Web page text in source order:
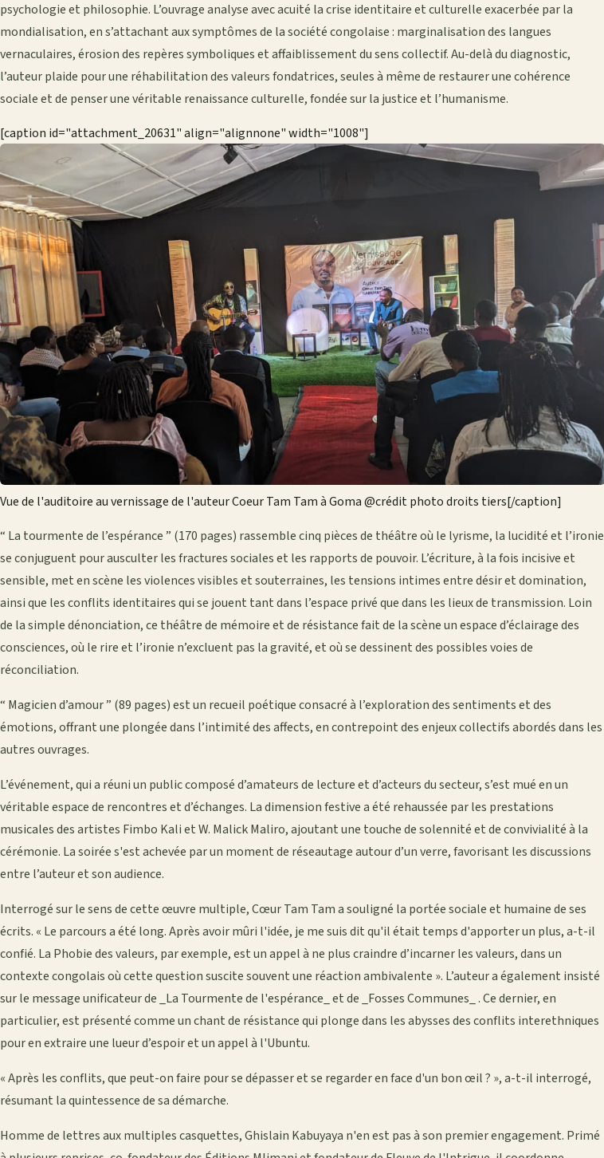
psychologie et philosophie. L’ouvrage analyse avec acuité la crise identitaire et culturelle exacerbée par la
mondialisation, en s’attachant aux symptômes de la société congolaise : marginalisation des langues
vernaculaires, érosion des repères symboliques et affaiblissement du sens collectif. Au-delà du diagnostic,
l’auteur plaide pour une réhabilitation des valeurs fondatrices, seules à même de restaurer une cohérence
sociale et de penser une véritable renaissance culturelle, fondée sur la justice et l’humanisme.
[caption id="attachment_20631" align="alignnone" width="1008"]
Vue de l'auditoire au vernissage de l'auteur Coeur Tam Tam à Goma @crédit photo droits tiers[/caption]
“ La tourmente de l’espérance ” (170 pages) rassemble cinq pièces de théâtre où le lyrisme, la lucidité et l’ironie
se conjuguent pour ausculter les fractures sociales et les rapports de pouvoir. L’écriture, à la fois incisive et
sensible, met en scène les violences visibles et souterraines, les tensions intimes entre désir et domination,
ainsi que les conflits identitaires qui se jouent tant dans l’espace privé que dans les lieux de transmission. Loin
de la simple dénonciation, ce théâtre de mémoire et de résistance fait de la scène un espace d’éclairage des
consciences, où le rire et l’ironie n’excluent pas la gravité, et où se dessinent des possibles voies de
réconciliation.
“ Magicien d’amour ” (89 pages) est un recueil poétique consacré à l’exploration des sentiments et des
émotions, offrant une plongée dans l’intimité des affects, en contrepoint des enjeux collectifs abordés dans les
autres ouvrages.
L’événement, qui a réuni un public composé d’amateurs de lecture et d’acteurs du secteur, s’est mué en un
véritable espace de rencontres et d’échanges. La dimension festive a été rehaussée par les prestations
musicales des artistes Fimbo Kali et W. Malick Maliro, ajoutant une touche de solennité et de convivialité à la
cérémonie. La soirée s'est achevée par un moment de réseautage autour d’un verre, favorisant les discussions
entre l’auteur et son audience.
Interrogé sur le sens de cette œuvre multiple, Cœur Tam Tam a souligné la portée sociale et humaine de ses
écrits. « Le parcours a été long. Après avoir mûri l'idée, je me suis dit qu'il était temps d'apporter un plus, a-t-il
confié. La Phobie des valeurs, par exemple, est un appel à ne plus craindre d’incarner les valeurs, dans un
contexte congolais où cette question suscite souvent une réaction ambivalente ». L’auteur a également insisté
sur le message unificateur de _La Tourmente de l'espérance_ et de _Fosses Communes_ . Ce dernier, en
particulier, est présenté comme un chant de résistance qui plonge dans les abysses des conflits interethniques
pour en extraire une lueur d’espoir et un appel à l'Ubuntu.
« Après les conflits, que peut-on faire pour se dépasser et se regarder en face d'un bon œil ? », a-t-il interrogé,
résumant la quintessence de sa démarche.
Homme de lettres aux multiples casquettes, Ghislain Kabuyaya n'en est pas à son premier engagement. Primé